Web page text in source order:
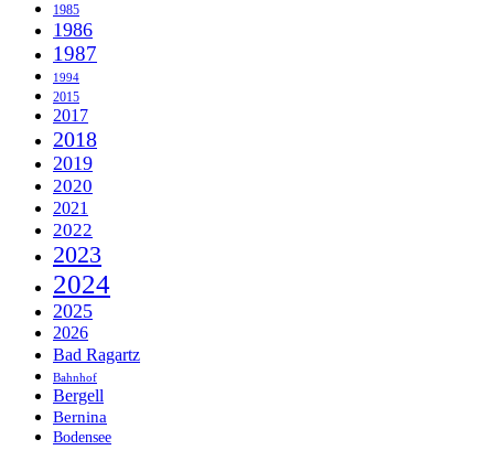
1985
1986
1987
1994
2015
2017
2018
2019
2020
2021
2022
2023
2024
2025
2026
Bad Ragartz
Bahnhof
Bergell
Bernina
Bodensee